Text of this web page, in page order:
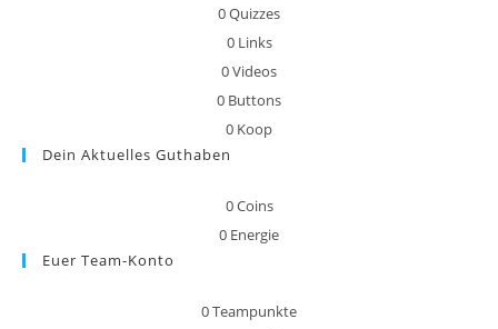
0Quizzes
0 Links
0Videos
0 Buttons
0 Koop
Dein Aktuelles Guthaben
0Coins
0 Energie
Euer Team-Konto
0Teampunkte